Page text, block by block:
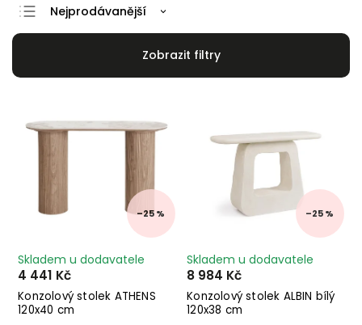
Doporučujeme
Nejprodávanější
–25 %
Konzolový stolek ATHENS
120x40 cm
Skladem u dodavatele
4 441 Kč
–25 %
Konzolový stolek ALBIN bílý
120x38 cm
Skladem u dodavatele
8 984 Kč